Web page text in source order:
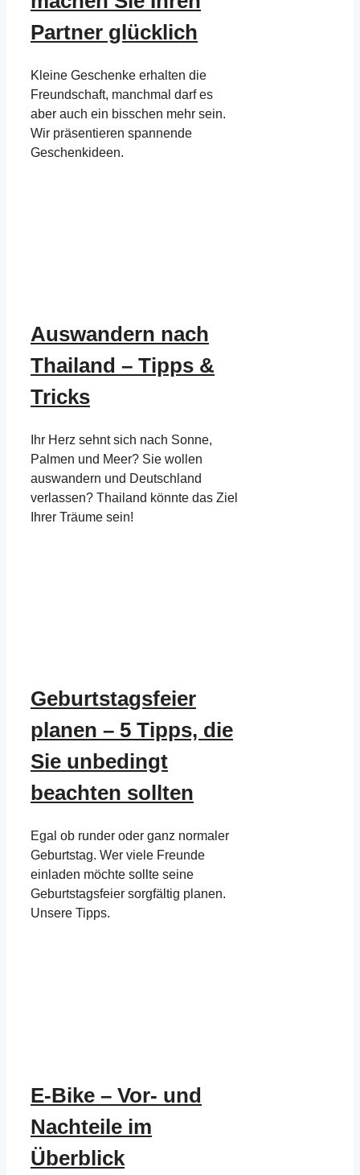
Partner glücklich
Kleine Geschenke erhalten die
Freundschaft, manchmal darf es
aber auch ein bisschen mehr sein.
Wir präsentieren spannende
Geschenkideen.
Auswandern nach
Thailand – Tipps &
Tricks
Ihr Herz sehnt sich nach Sonne,
Palmen und Meer? Sie wollen
auswandern und Deutschland
verlassen? Thailand könnte das Ziel
Ihrer Träume sein!
Geburtstagsfeier
planen – 5 Tipps, die
Sie unbedingt
beachten sollten
Egal ob runder oder ganz normaler
Geburtstag. Wer viele Freunde
einladen möchte sollte seine
Geburtstagsfeier sorgfältig planen.
Unsere Tipps.
E-Bike – Vor- und
Nachteile im
Überblick